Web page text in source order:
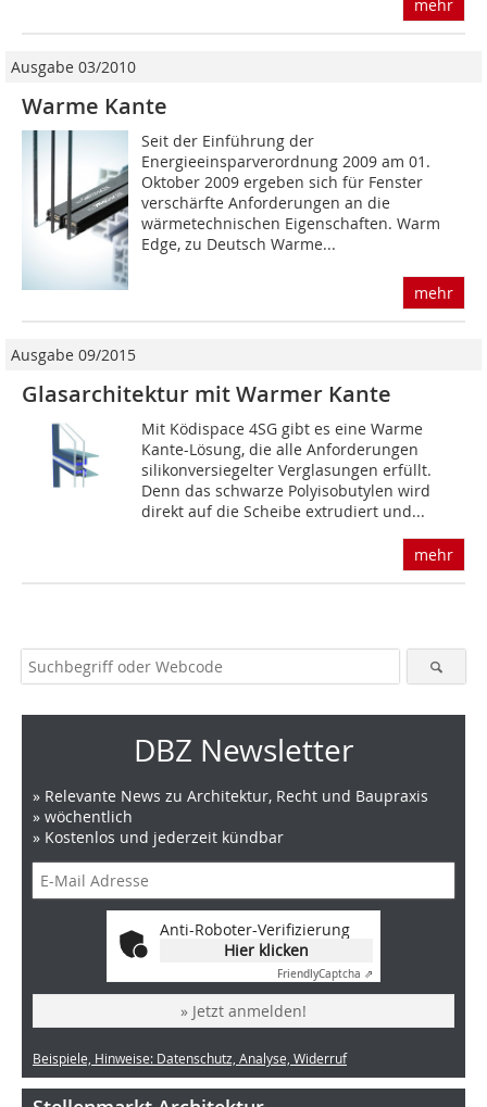
mehr
Ausgabe 03/2010
Warme Kante
Seit der Einführung der
Energieeinsparverordnung 2009 am 01.
Oktober 2009 ergeben sich für Fenster
verschärfte Anforderungen an die
wärmetechnischen Eigenschaften. Warm
Edge, zu Deutsch Warme...
mehr
Ausgabe 09/2015
Glasarchitektur mit Warmer Kante
Mit Ködispace 4SG gibt es eine Warme
Kante-Lösung, die alle Anforderungen
silikonversiegelter Verglasungen erfüllt.
Denn das schwarze Polyisobutylen wird
direkt auf die Scheibe extrudiert und...
mehr
DBZ Newsletter
» Relevante News zu Architektur, Recht und Baupraxis
» wöchentlich
» Kostenlos und jederzeit kündbar
Anti-Roboter-Verifizierung
Hier klicken
FriendlyCaptcha ⇗
» Jetzt anmelden!
Beispiele, Hinweise: Datenschutz, Analyse, Widerruf